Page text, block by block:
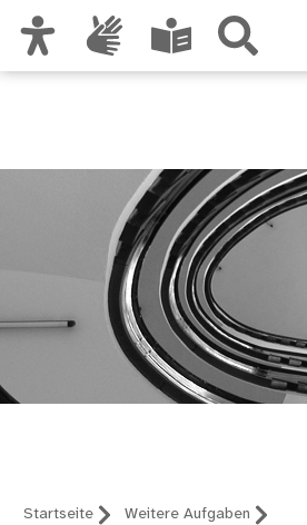
Startseite
Weitere Aufgaben